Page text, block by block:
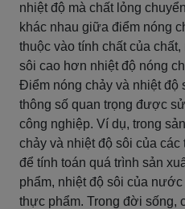
nhiệt độ mà chất lỏng
khác nhau giữa điểm nóng
thuộc vào tính chất của
sôi cao hơn nhiệt độ nóng
Điểm nóng chảy và nhiệt độ
thông số quan trọng được
công nghiệp. Ví dụ, trong
chảy và nhiệt độ sôi của
để tính toán quá trình sản
phẩm, nhiệt độ sôi của
thực phẩm. Trong đời sống,